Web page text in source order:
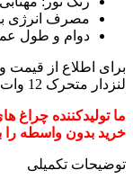
مصرف انرژی
دوام و طول
برای اطلاع از
لنزدار متحرک 12 وات با کارشناسان ما تماس بگیرید.
ما تولیدکننده چراغ
خرید بدون واسطه
توضیحات تکمیلی